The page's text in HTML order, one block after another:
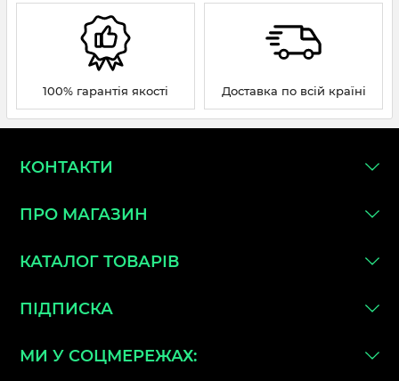
100% гарантія якості Доставка по всій країні
КОНТАКТИ
ПРО МАГАЗИН
КАТАЛОГ ТОВАРІВ
ПІДПИСКА
МИ У СОЦМЕРЕЖАХ: